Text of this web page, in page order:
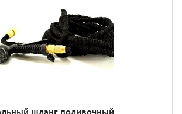
шланг поливочный